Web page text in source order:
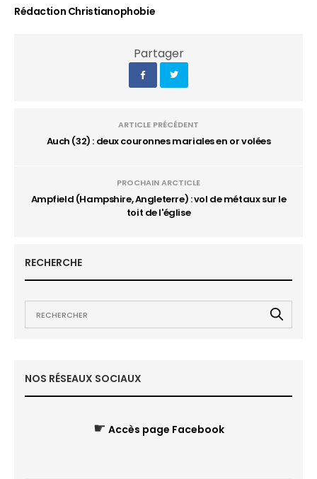
Rédaction Christianophobie
Partager
ARTICLE PRÉCÉDENT
Auch (32) : deux couronnes mariales en or volées
PROCHAIN ARCTICLE
Ampfield (Hampshire, Angleterre) : vol de métaux sur le
toit de l'église
RECHERCHE
NOS RÉSEAUX SOCIAUX
☛ Accès page Facebook